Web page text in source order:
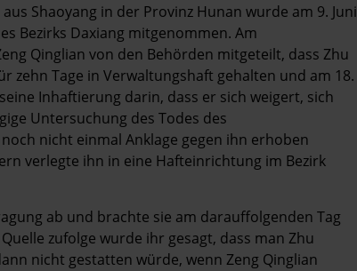
Shaoyang in der Provinz Hunan wurde am 9. Juni
Bezirks Daxiang mitgenommen. Am
Qinglian von den Behörden mitgeteilt, dass Zhu
zehn Tage in Verwaltungshaft gehalten und am 18.
Inhaftierung darin, dass er sich weigert, sich
Untersuchung des Todes des
nicht einmal Anklage gegen ihn erhoben
verlegte ihn in eine Hafteinrichtung im Bezirk
ab und brachte sie am darauffolgenden Tag
zufolge wurde ihr gesagt, dass man Zhu
nicht gestatten würde, wenn Zeng Qinglian